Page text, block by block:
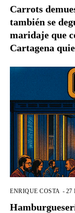
Carrots
también se
maridaje que
Cartagena
ENRIQUE COSTA - 27